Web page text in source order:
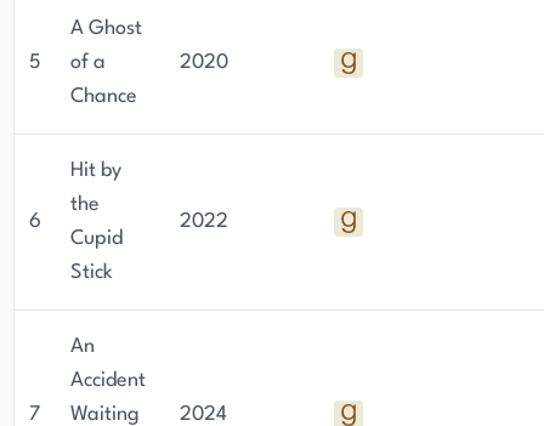
5
A Ghost
of a
Chance
2020
6
Hit by
the
Cupid
Stick
2022
7
An
Accident
Waiting
2024